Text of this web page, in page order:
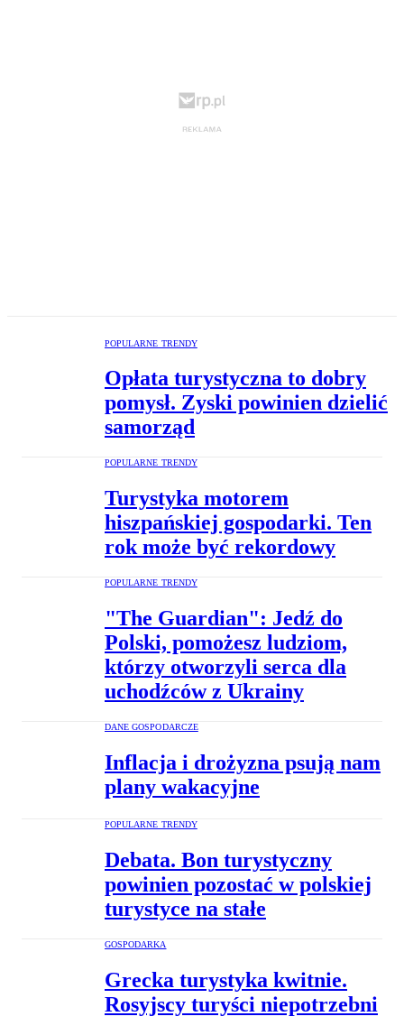
POPULARNE TRENDY
Opłata turystyczna to dobry
pomysł. Zyski powinien dzielić
samorząd
POPULARNE TRENDY
Turystyka motorem
hiszpańskiej gospodarki. Ten
rok może być rekordowy
POPULARNE TRENDY
"The Guardian": Jedź do
Polski, pomożesz ludziom,
którzy otworzyli serca dla
uchodźców z Ukrainy
DANE GOSPODARCZE
Inflacja i drożyzna psują nam
plany wakacyjne
POPULARNE TRENDY
Debata. Bon turystyczny
powinien pozostać w polskiej
turystyce na stałe
GOSPODARKA
Grecka turystyka kwitnie.
Rosyjscy turyści niepotrzebni